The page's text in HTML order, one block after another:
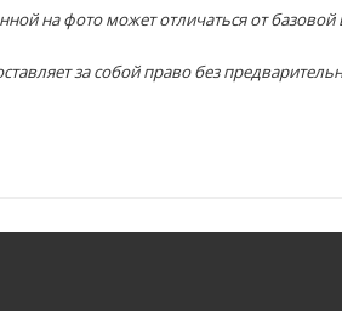
на фото может отличаться от
за собой право без